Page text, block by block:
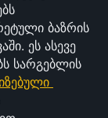
ბაზრის
ეს ასევე
სარგებლის